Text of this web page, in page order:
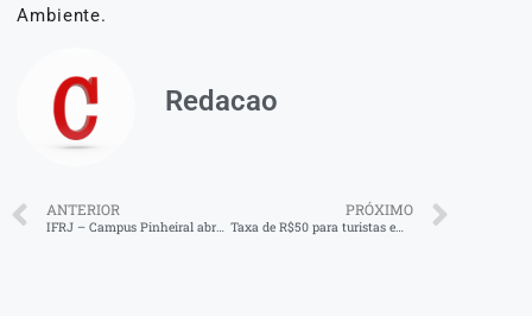
Ambiente.
Redacao
ANTERIOR PRÓXIMO
Taxa de R$50 para turistas em Angra começa a valer em junho